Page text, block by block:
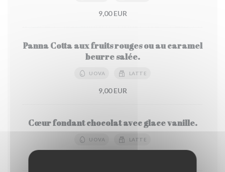
9,00 EUR
Panna Cotta aux fruits rouges ou au caramel
beurre salée.
UOVA LATTE
9,00 EUR
Cœur fondant chocolat avec glace vanille.
UOVA LATTE